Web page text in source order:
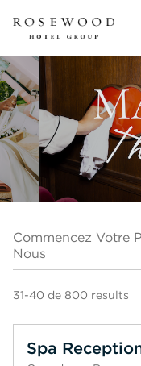
Commencez Votre
Nous
Commencez votre
31-40 de 800 results
Spa